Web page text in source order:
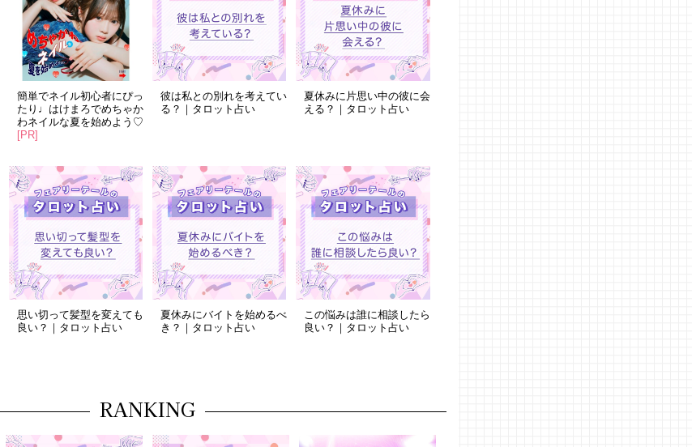
簡単でネイル初心者にぴっ
たり♩はけまろでめちゃか
わネイルな夏を始めよう♡
[PR]
彼は私との別れを考えてい
る？｜タロット占い
夏休みに片思い中の彼に会
える？｜タロット占い
思い切って髪型を変えても
良い？｜タロット占い
夏休みにバイトを始めるべ
き？｜タロット占い
この悩みは誰に相談したら
良い？｜タロット占い
RANKING